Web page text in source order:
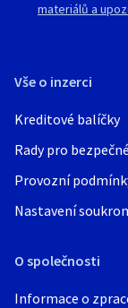
Vše o inzerci
Kreditové balíčky
Rady pro
Provozní
Nastavení
O společnosti
Informace o
materiálů a